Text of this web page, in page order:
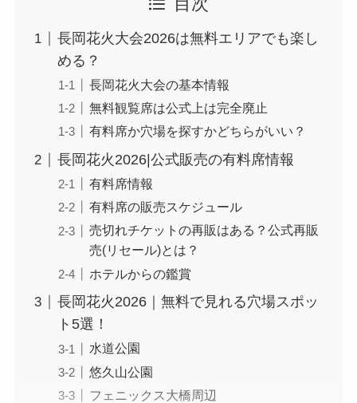
目次
長岡花火大会2026は無料エリアでも楽し
める？
長岡花火大会の基本情報
無料観覧席は公式上は完全廃止
有料席か穴場を探すかどちらがいい？
長岡花火2026|公式販売の有料席情報
有料席情報
有料席の販売スケジュール
売切れチケットの再販はある？公式再販
売(リセール)とは？
ホテルからの鑑賞
長岡花火2026｜無料で見れる穴場スポッ
ト5選！
水道公園
悠久山公園
フェニックス大橋周辺